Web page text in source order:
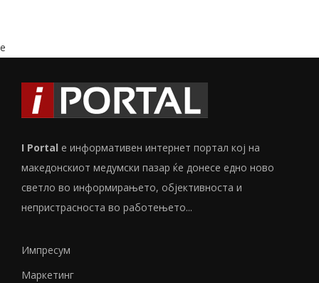
e
I Portal е информативен интернет портал кој на
македонскиот медумски пазар ќе донесе едно ново
светло во информирањето, објективноста и
непристрасноста во работењето...
Импресум
Маркетинг